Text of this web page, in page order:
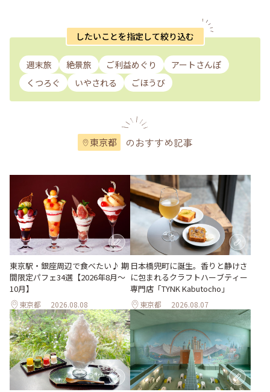
したいことを指定して絞り込む
週末旅 絶景旅 ご利益めぐり
アートさんぽ
くつろぐ
いやされる ごほうび
東京都 のおすすめ記事
東京駅・銀座周辺で食べたい♪ 期
間限定パフェ34選【2026年8月～
10月】
東京都 2026.08.08
日本橋兜町に誕生。香りと静けさ
に包まれるクラフトハーブティー
専門店「TYNK Kabutocho」
東京都 2026.08.07